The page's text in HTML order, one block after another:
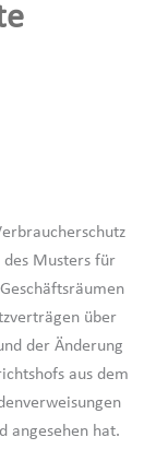
Musters für
über
der Änderung
aus dem
angesehen hat.